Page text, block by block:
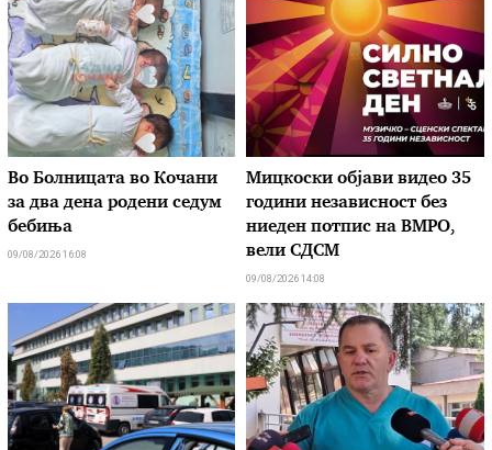
Во Болницата во Кочани
за два дена родени седум
бебиња
09/08/2026 16:08
Мицкоски објави видео 35
години независност без
ниеден потпис на ВМРО,
вели СДСМ
09/08/2026 14:08